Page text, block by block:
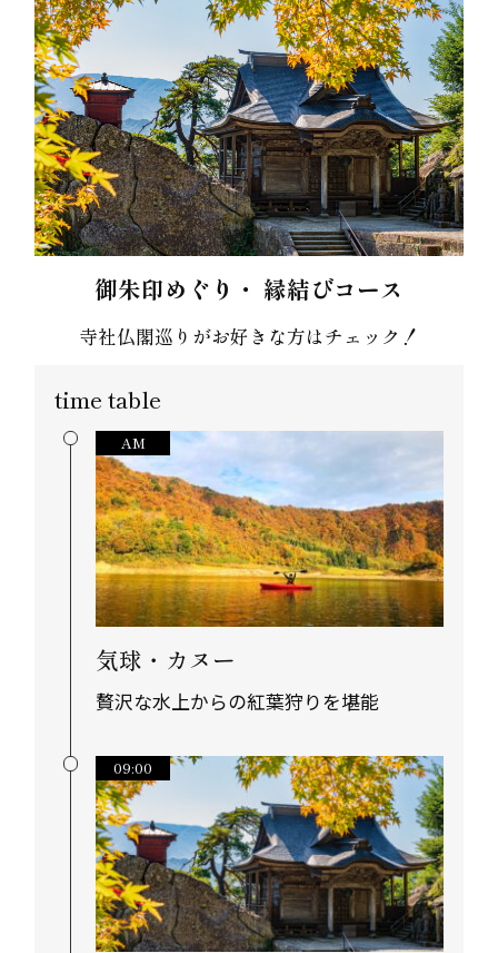
御朱印めぐり・ 縁結びコース
寺社仏閣巡りがお好きな方はチェック！
time table
AM
気球・カヌー
贅沢な水上からの紅葉狩りを堪能
09:00